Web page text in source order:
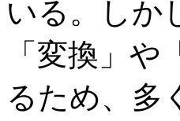
いる。しか
「変換」
るため、多